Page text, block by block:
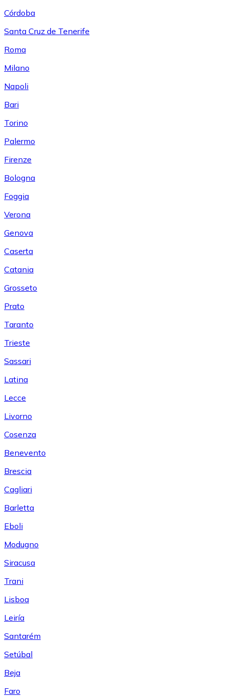
Córdoba
Santa Cruz de Tenerife
Roma
Milano
Napoli
Bari
Torino
Palermo
Firenze
Bologna
Foggia
Verona
Genova
Caserta
Catania
Grosseto
Prato
Taranto
Trieste
Sassari
Latina
Lecce
Livorno
Cosenza
Benevento
Brescia
Cagliari
Barletta
Eboli
Modugno
Siracusa
Trani
Lisboa
Leiría
Santarém
Setúbal
Beja
Faro